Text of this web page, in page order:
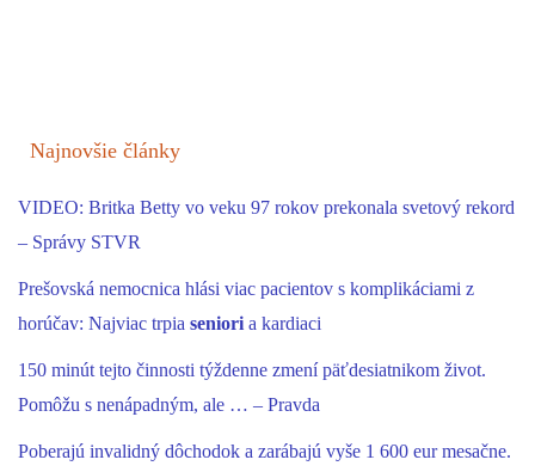
Najnovšie články
VIDEO: Britka Betty vo veku 97 rokov prekonala svetový rekord
– Správy STVR
Prešovská nemocnica hlási viac pacientov s komplikáciami z
horúčav: Najviac trpia senioria kardiaci
150 minút tejto činnosti týždenne zmení päťdesiatnikom život.
Pomôžu s nenápadným, ale … – Pravda
Poberajú invalidný dôchodok a zarábajú vyše 1 600 eur mesačne.